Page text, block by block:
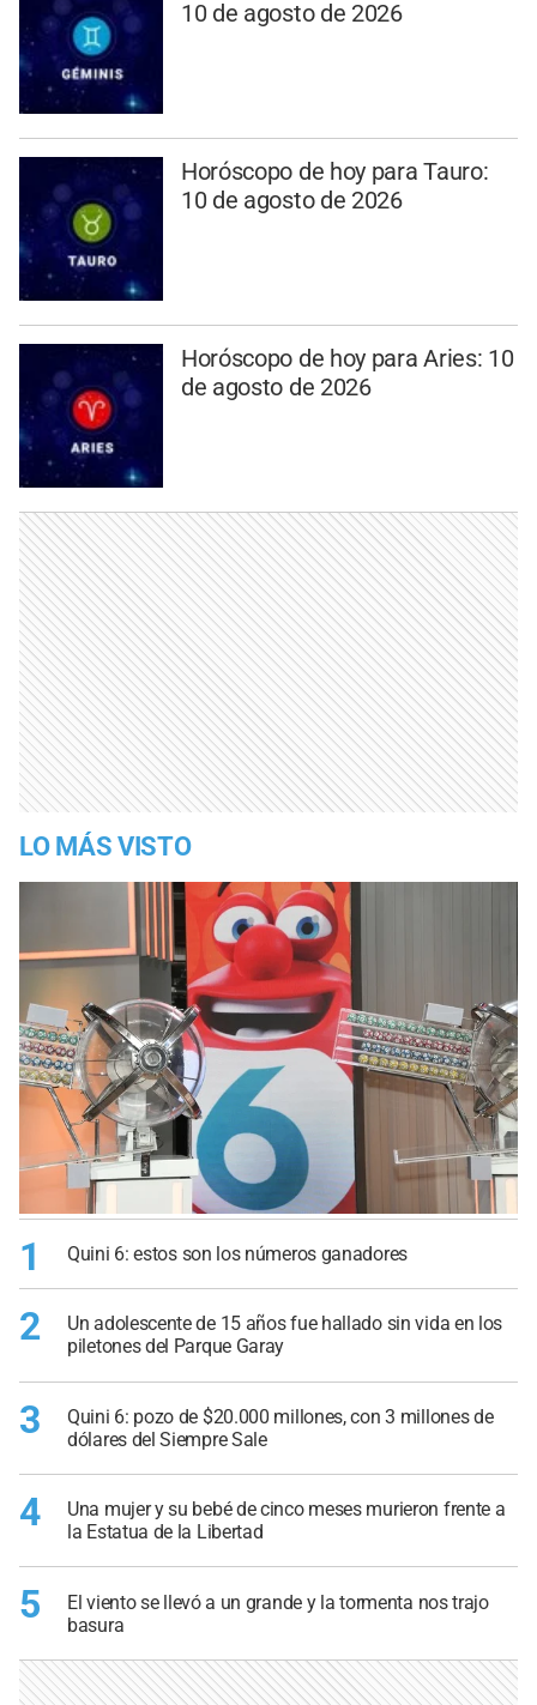
10 de agosto de 2026
Horóscopo de hoy para Tauro:
10 de agosto de 2026
Horóscopo de hoy para Aries: 10
de agosto de 2026
LO MÁS VISTO
1 Quini 6: estos son los números ganadores
2
Un adolescente de 15 años fue hallado sin vida en los
piletones del Parque Garay
3
Quini 6: pozo de $20.000 millones, con 3 millones de
dólares del Siempre Sale
4
Una mujer y su bebé de cinco meses murieron frente a
la Estatua de la Libertad
5
El viento se llevó a un grande y la tormenta nos trajo
basura